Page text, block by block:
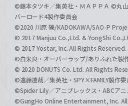
©藤本タツキ／集英社・ＭＡＰＰＡ ©丸
バーロード4製作委員会
©2020 川原 礫/KADOKAWA/SAO-P
© 2017 Manjuu Co.,Ltd. & YongShi
© 2017 Yostar, Inc. All Rights Reserved.
©白米良・オーバーラップ/ありふれた製
© 2020 DONUTS Co. Ltd. All Rights
©遠藤達哉／集英社・SPY×FAMILY製作
©Spider Lily／アニプレックス・ABCアニ
©GungHo Online Entertainment, Inc.